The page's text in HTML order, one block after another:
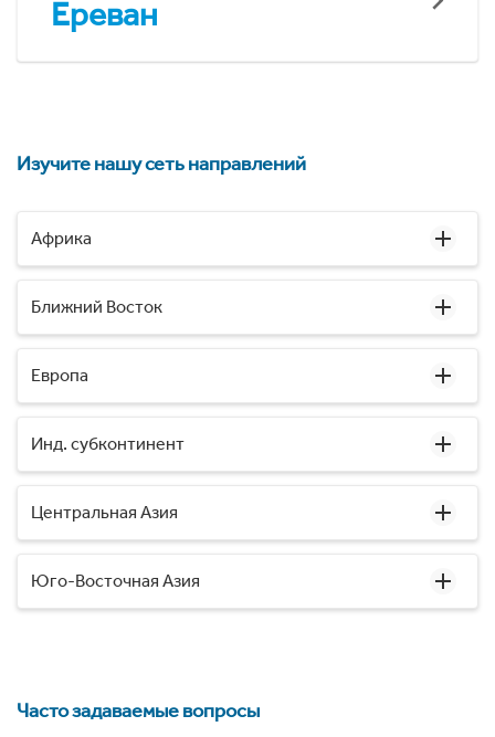
Ереван
Изучите нашу сеть направлений
Африка
Ближний Восток
Европа
Инд. субконтинент
Центральная Азия
Юго-Восточная Азия
Часто задаваемые вопросы